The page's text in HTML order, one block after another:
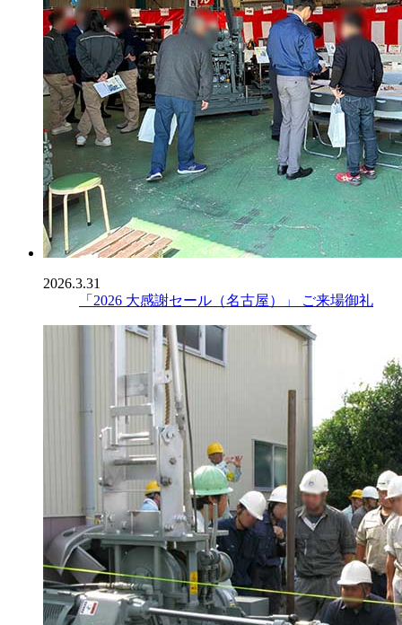
2026.3.31
「2026 大感謝セール（名古屋）」 ご来場御礼